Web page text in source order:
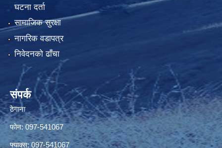
घटना दर्ता
सामाजिक सुरक्षा
नागरिक वडापत्र
निवेदनको ढाँचा
संपर्क
ठेगाना
फोन: 097-541067
फ्याक्स: 097-541067